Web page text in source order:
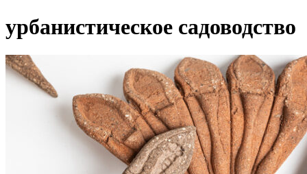
урбанистическое садоводство